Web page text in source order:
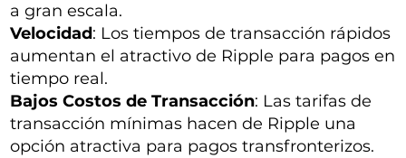
a gran escala.
Velocidad: Los tiempos de transacción rápidos
aumentan el atractivo de Ripple para pagos en
tiempo real.
Bajos Costos de Transacción: Las tarifas de
transacción mínimas hacen de Ripple una
opción atractiva para pagos transfronterizos.